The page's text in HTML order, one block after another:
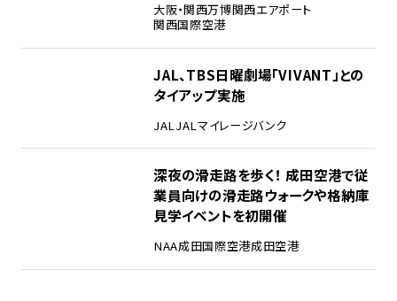
大阪・関西万博関西エアポート
関西国際空港
JAL、TBS日曜劇場「VIVANT」との
タイアップ実施
JAL JALマイレージバンク
深夜の滑走路を歩く！ 成田空港で従
業員向けの滑走路ウォークや格納庫
見学イベントを初開催
NAA成田国際空港成田空港